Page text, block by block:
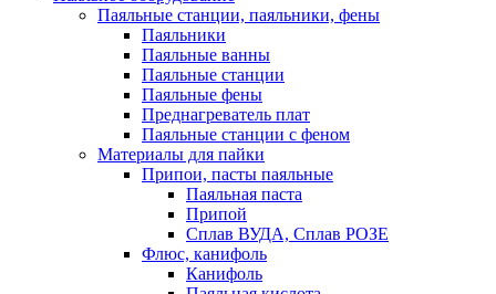
Паяльные станции, паяльники, фены
Паяльники
Паяльные ванны
Паяльные станции
Паяльные фены
Преднагреватель плат
Паяльные станции с феном
Материалы для пайки
Припои, пасты паяльные
Паяльная паста
Припой
Сплав ВУДА, Сплав РОЗЕ
Флюс, канифоль
Канифоль